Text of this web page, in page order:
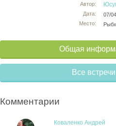
Автор:
Дата:
Место:
07/
Общая
Все
Комментарии
Коваленко Андрей